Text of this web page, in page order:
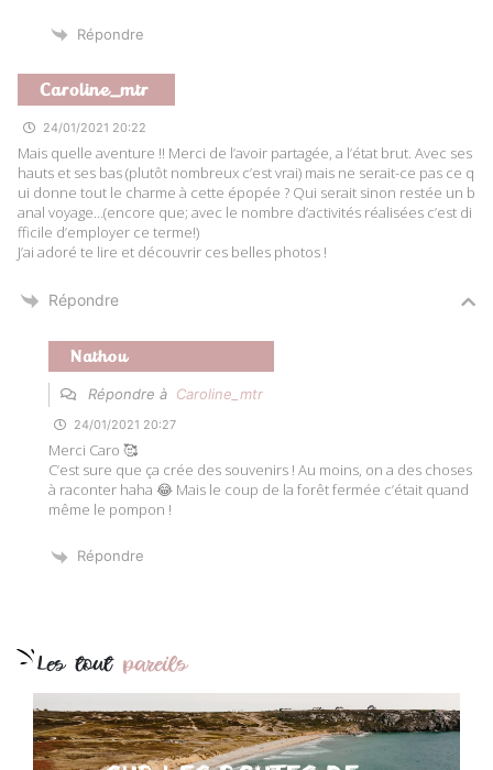
Répondre
Caroline_mtr
24/01/2021 20:22
Mais quelle aventure !! Merci de l’avoir partagée, a l’état brut. Avec ses
hauts et ses bas (plutôt nombreux c’est vrai) mais ne serait-ce pas ce q
ui donne tout le charme à cette épopée ? Qui serait sinon restée un b
anal voyage…(encore que; avec le nombre d’activités réalisées c’est di
fficile d’employer ce terme!)
J’ai adoré te lire et découvrir ces belles photos !
Répondre
Nathou
Répondre à Caroline_mtr
24/01/2021 20:27
Merci Caro 🥰
C’est sure que ça crée des souvenirs ! Au moins, on a des choses
à raconter haha 😂 Mais le coup de la forêt fermée c’était quand
même le pompon !
Répondre
Les tout pareils